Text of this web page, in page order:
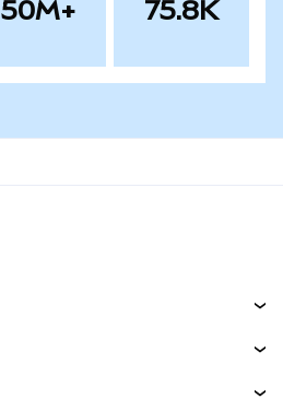
50M+ 75.8K